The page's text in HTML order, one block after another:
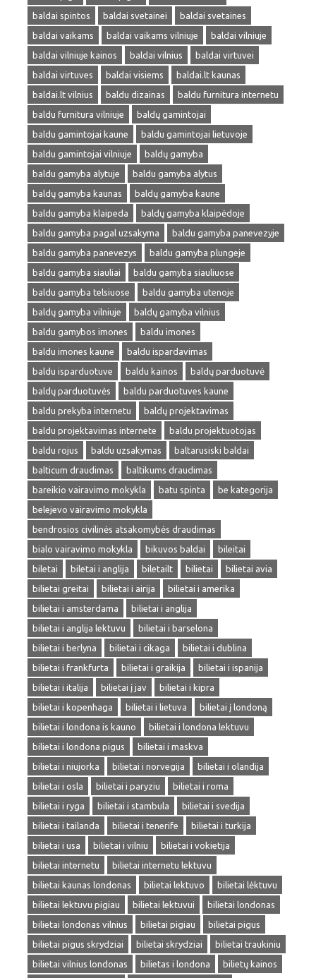
baldai spintos
baldai svetainei
baldai svetaines
baldai vaikams
baldai vaikams vilniuje
baldai vilniuje
baldai vilniuje kainos
baldai vilnius
baldai virtuvei
baldai virtuves
baldai visiems
baldai.lt kaunas
baldai.lt vilnius
baldu dizainas
baldu furnitura internetu
baldu furnitura vilniuje
baldų gamintojai
baldu gamintojai kaune
baldu gamintojai lietuvoje
baldu gamintojai vilniuje
baldų gamyba
baldu gamyba alytuje
baldu gamyba alytus
baldų gamyba kaunas
baldų gamyba kaune
baldu gamyba klaipeda
baldų gamyba klaipėdoje
baldu gamyba pagal uzsakyma
baldu gamyba panevezyje
baldu gamyba panevezys
baldu gamyba plungeje
baldu gamyba siauliai
baldu gamyba siauliuose
baldu gamyba telsiuose
baldu gamyba utenoje
baldų gamyba vilniuje
baldų gamyba vilnius
baldu gamybos imones
baldu imones
baldu imones kaune
baldu ispardavimas
baldu isparduotuve
baldu kainos
baldų parduotuvė
baldų parduotuvės
baldu parduotuves kaune
baldu prekyba internetu
baldų projektavimas
baldu projektavimas internete
baldu projektuotojas
baldu rojus
baldu uzsakymas
baltarusiski baldai
balticum draudimas
baltikums draudimas
bareikio vairavimo mokykla
batu spinta
be kategorija
belejevo vairavimo mokykla
bendrosios civilinės atsakomybės draudimas
bialo vairavimo mokykla
bikuvos baldai
bileitai
biletai
biletai i anglija biletailt bilietai
bilietai avia
bilietai greitai
bilietai i airija
bilietai i amerika
bilietai i amsterdama
bilietai i anglija
bilietai i anglija lektuvu
bilietai i barselona
bilietai i berlyna
bilietai i cikaga
bilietai i dublina
bilietai i frankfurta
bilietai i graikija
bilietai i ispanija
bilietai i italija
bilietai į jav
bilietai i kipra
bilietai i kopenhaga
bilietai i lietuva
bilietai į londoną
bilietai i londona is kauno
bilietai i londona lektuvu
bilietai i londona pigus
bilietai i maskva
bilietai i niujorka
bilietai i norvegija
bilietai i olandija
bilietai i osla
bilietai i paryziu
bilietai i roma
bilietai i ryga
bilietai i stambula
bilietai i svedija
bilietai i tailanda
bilietai i tenerife
bilietai i turkija
bilietai i usa
bilietai i vilniu
bilietai i vokietija
bilietai internetu
bilietai internetu lektuvu
bilietai kaunas londonas
bilietai lektuvo
bilietai lėktuvu
bilietai lektuvu pigiau
bilietai lektuvui
bilietai londonas
bilietai londonas vilnius
bilietai pigiau
bilietai pigus
bilietai pigus skrydziai
bilietai skrydziai
bilietai traukiniu
bilietai vilnius londonas
bilietas i londona
bilietų kainos